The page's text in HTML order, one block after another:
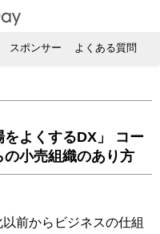
スポンサー よくある質問
よくするDX」 コー
小売組織のあり方
前からビジネスの仕組